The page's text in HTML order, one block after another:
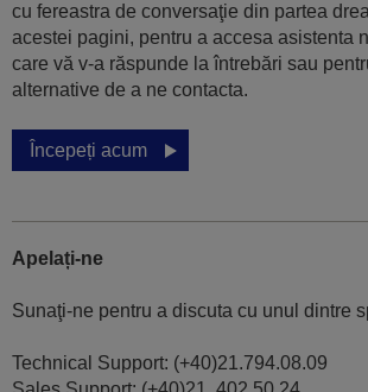
cu fereastra de conversaţie din partea
acestei pagini, pentru a accesa asistenta
care vă v-a răspunde la întrebări sau
alternative de a ne contacta.
Începeți acum
Apelați-ne
Sunaţi-ne pentru a discuta cu unul dintre
Technical Support: (+40)21.794.08.09